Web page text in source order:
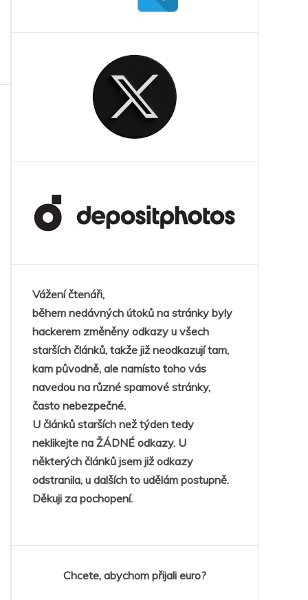
Vážení čtenáři,
během nedávných útoků na stránky byly
hackerem změněny odkazy u všech
starších článků, takže již neodkazují tam,
kam původně, ale namísto toho vás
navedou na různé spamové stránky,
často nebezpečné.
U článků starších než týden tedy
neklikejte na ŽÁDNÉ odkazy. U
některých článků jsem již odkazy
odstranila, u dalších to udělám postupně.
Děkuji za pochopení.
Chcete, abychom přijali euro?